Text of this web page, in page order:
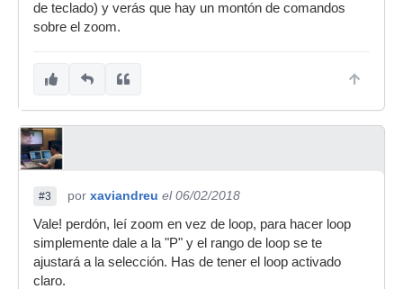
de teclado) y verás que hay un montón de comandos
sobre el zoom.
#3 por xaviandreu el 06/02/2018
Vale! perdón, leí zoom en vez de loop, para hacer loop
simplemente dale a la "P" y el rango de loop se te
ajustará a la selección. Has de tener el loop activado
claro.